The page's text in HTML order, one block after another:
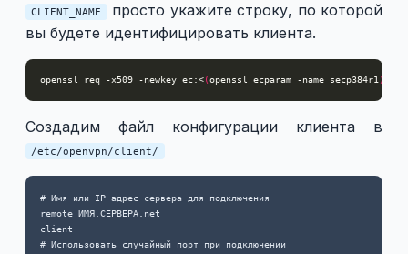
CLIENT_NAME просто укажите строку, по которой
вы будете идентифицировать клиента.
openssl req -x509 -newkey ec:<(openssl ecparam -name secp384r1 )
Создадим файл конфигурации клиента в
/etc/openvpn/client/
# Имя или IP адрес сервера для подключения
remote ИМЯ.СЕРВЕРА.net
client
# Использовать случайный порт при подключении